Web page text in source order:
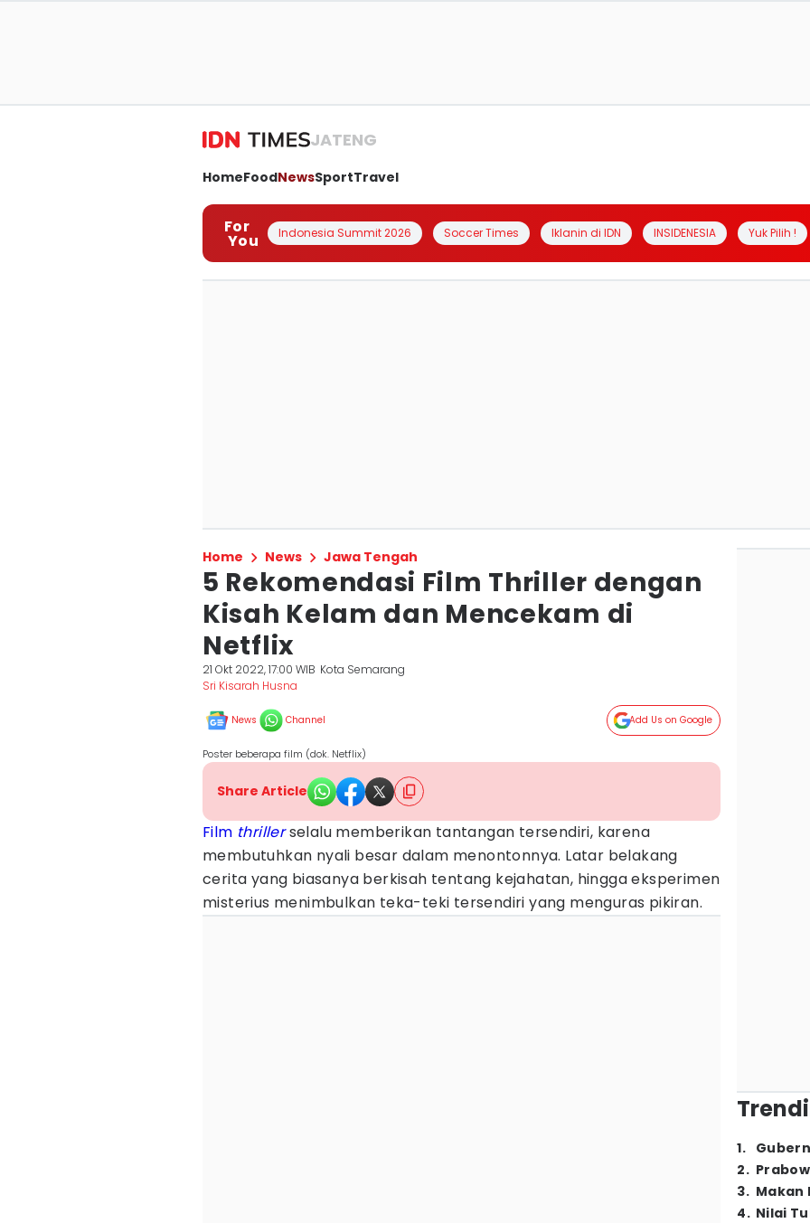
JATENG
HomeFoodNewsSportTravel
For
You Indonesia Summit 2026 Soccer Times Iklanin di IDN INSIDENESIA Yuk Pilih !
Home News Jawa Tengah
5 Rekomendasi Film Thriller dengan
Kisah Kelam dan Mencekam di
Netflix
21 Okt 2022, 17:00 WIB Kota Semarang
Sri Kisarah Husna
News Channel Add Us on Google
Poster beberapa film (dok. Netflix)
Share Article
Film thrillerselalu memberikan tantangan tersendiri, karena
membutuhkan nyali besar dalam menontonnya. Latar belakang
cerita yang biasanya berkisah tentang kejahatan, hingga eksperimen
misterius menimbulkan teka-teki tersendiri yang menguras pikiran.
1.
2.
3. Makan
4. Nilai